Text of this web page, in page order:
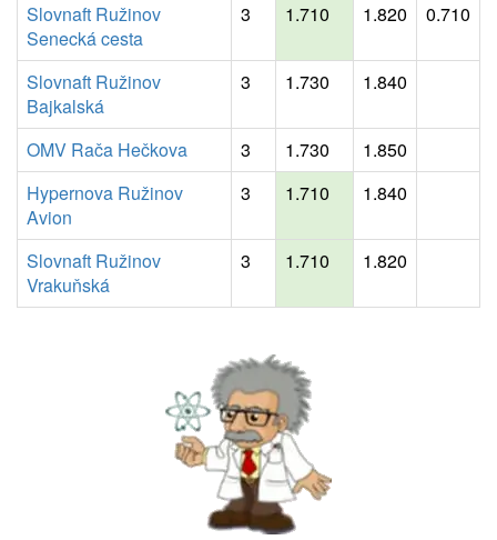
Slovnaft Ružinov
Senecká cesta
3 1.710 1.820 0.710
Slovnaft Ružinov
Bajkalská
3 1.730 1.840
OMV Rača Hečkova 3 1.730
1.850
Hypernova Ružinov
Avion
3 1.710 1.840
Slovnaft Ružinov
Vrakuňská
3 1.710 1.820